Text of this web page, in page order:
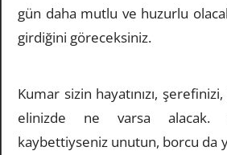
gün daha mutlu ve huzurlu
girdiğini göreceksiniz.
Kumar sizin hayatınızı, şerefinizi,
elinizde ne varsa
kaybettiyseniz unutun, borcu da